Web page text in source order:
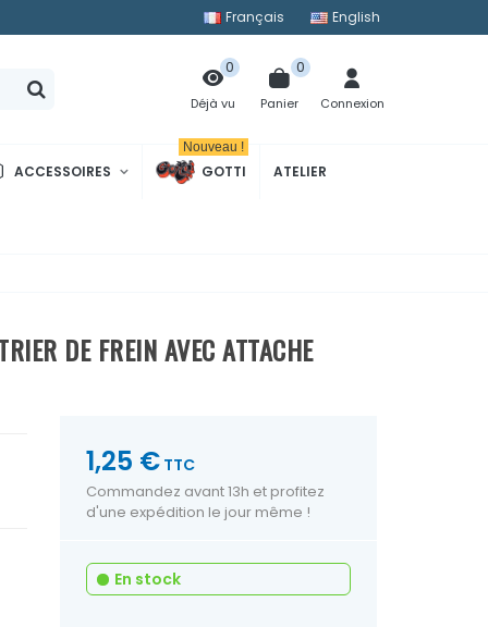
Français English
Déjà vu
0
Panier
0
Connexion
ACCESSOIRES GOTTI
Nouveau !
ATELIER
DE FREIN AVEC ATTACHE
1,25 € TTC
Commandez avant 13h et profitez
d'une expédition le jour même !
En stock